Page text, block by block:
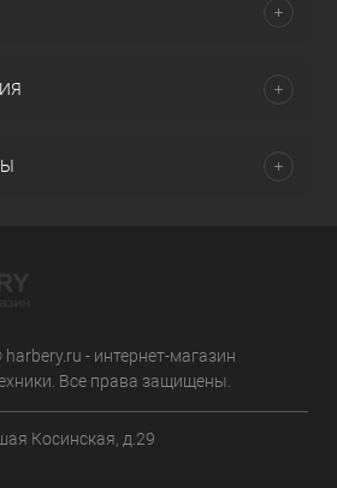
- интернет-магазин
Все права защищены.
Косинская, д.29